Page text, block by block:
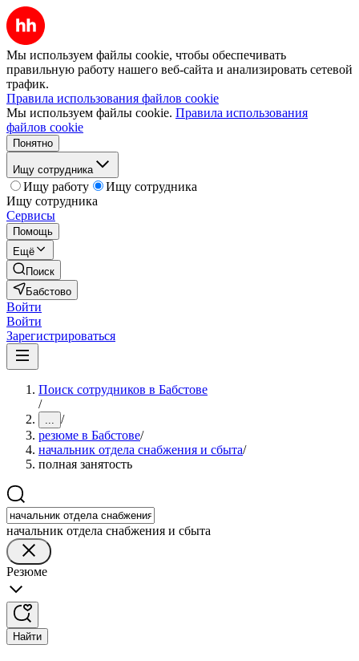
Мы используем файлы cookie, чтобы обеспечивать
правильную работу нашего веб-сайта и анализировать сетевой
трафик.
Правила использования файлов cookie
Мы используем файлы cookie. Правила использования
файлов cookie
Понятно
Ищу сотрудника
Ищу работу
Ищу сотрудника
Ищу сотрудника
Сервисы
Помощь
Ещё
Поиск
Бабстово
Войти
Войти
Зарегистрироваться
Поиск сотрудников в Бабстове
/
... /
резюме в Бабстове/
начальник отдела снабжения и сбыта/
полная занятость
начальник отдела снабжения и сбыта
Резюме
Найти